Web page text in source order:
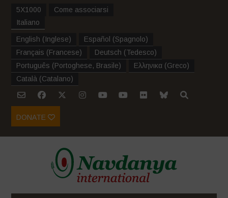
5X1000
Come associarsi
Italiano
English (Inglese) Español (Spagnolo)
Français (Francese) Deutsch (Tedesco)
Português (Portoghese, Brasile) Ελληνικα (Greco)
Català (Catalano)
DONATE